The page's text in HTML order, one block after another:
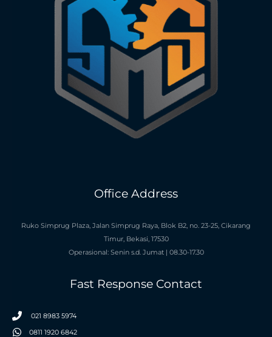
Office Address
Ruko Simprug Plaza, Jalan Simprug Raya, Blok B2, no. 23-25, Cikarang
Timur, Bekasi, 17530
Operasional: Senin s.d. Jumat | 08.30-17.30
Fast Response Contact
021 8983 5974
0811 1920 6842